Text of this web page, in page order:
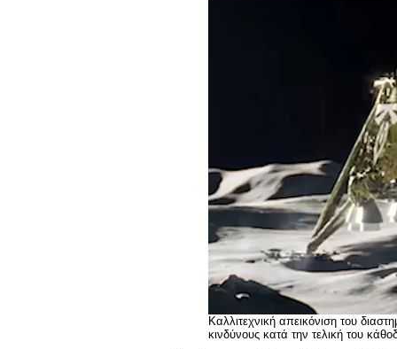
Καλλιτεχνική απεικόνιση του
κινδύνους κατά την τελική του